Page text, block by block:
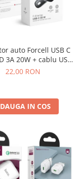
auto Forcell USB C
3A 20W + cablu USB
la USB C - Negru
22,00 RON
IN COS